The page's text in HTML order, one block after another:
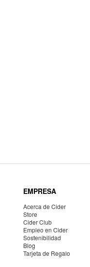
EMPRESA
Acerca de Cider
Store
Cider Club
Empleo en Cider
Sostenibilidad
Blog
Tarjeta de Regalo